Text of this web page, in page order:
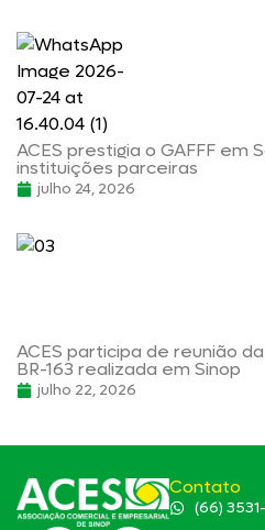
ACES prestigia o GAFFF em
instituições parceiras
julho 24, 2026
ACES participa de reunião
BR-163 realizada em Sinop
julho 22, 2026
Contato
(66)